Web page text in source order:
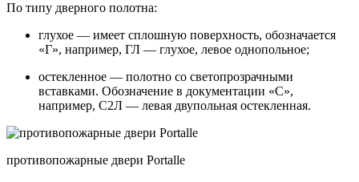
По типу дверного полотна:
глухое — имеет сплошную поверхность, обозначается
«Г», например, ГЛ — глухое, левое однопольное;
остекленное — полотно со светопрозрачными
вставками. Обозначение в документации «С»,
например, С2Л — левая двупольная остекленная.
противопожарные двери Portalle